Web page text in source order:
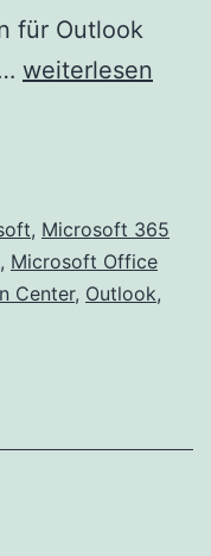
für Outlook
Neues
mobile
Outlook-
Apps
weiterlesen
, Microsoft 365
, Microsoft Office
Center, Outlook,